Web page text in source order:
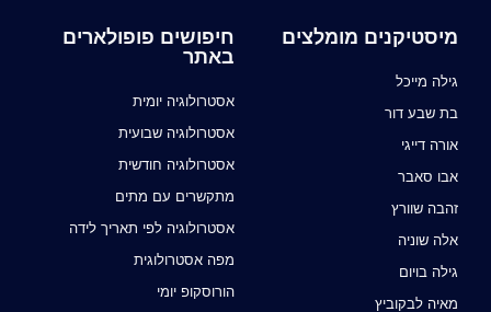
מיסטיקנים מומלצים
גילה מייכל
בת שבע דור
אורה דייגי
אבו סאבר
זהבה שוורץ
אלה שוניה
גילה בויום
מאיה לבקוביץ
חיפושים פופולארים
באתר
אסטרולוגיה יומית
אסטרולוגיה שבועית
אסטרולוגיה חודשית
מתקשרים עם מתים
אסטרולוגיה לפי תאריך לידה
מפה אסטרולוגית
הורוסקופ יומי